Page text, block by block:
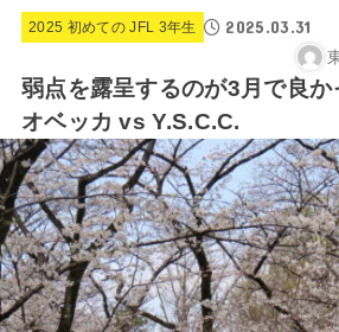
2025 初めての JFL 3年生 2025.03.31
弱点を露呈するのが3月で良
オベッカ vs Y.S.C.C.